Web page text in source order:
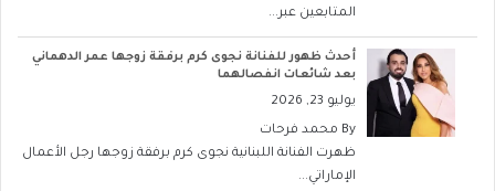
المتابعين عبر...
أحدث ظهور للفنانة نجوى كرم برفقة زوجها عمر الدهماني
بعد شائعات انفصالهما
يوليو 23, 2026
By محمد فرحات
ظهرت الفنانة اللبنانية نجوى كرم برفقة زوجها رجل الأعمال
الإماراتي...